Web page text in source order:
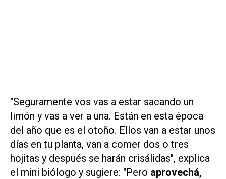
"Seguramente vos vas a estar sacando un
limón y vas a ver a una. Están en esta época
del año que es el otoño. Ellos van a estar unos
días en tu planta, van a comer dos o tres
hojitas y después se harán crisálidas", explica
el mini biólogo y sugiere: "Pero aprovechá,